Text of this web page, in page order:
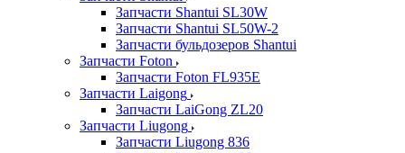
Запчасти Shantui SL30W
Запчасти Shantui SL50W-2
Запчасти бульдозеров Shantui
Запчасти Foton
Запчасти Foton FL935E
Запчасти Laigong
Запчасти LaiGong ZL20
Запчасти Liugong
Запчасти Liugong 836